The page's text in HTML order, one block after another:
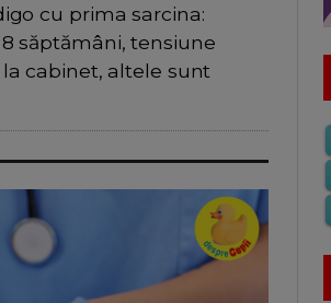
cu prima sarcina:
săptămâni, tensiune
cabinet, altele sunt